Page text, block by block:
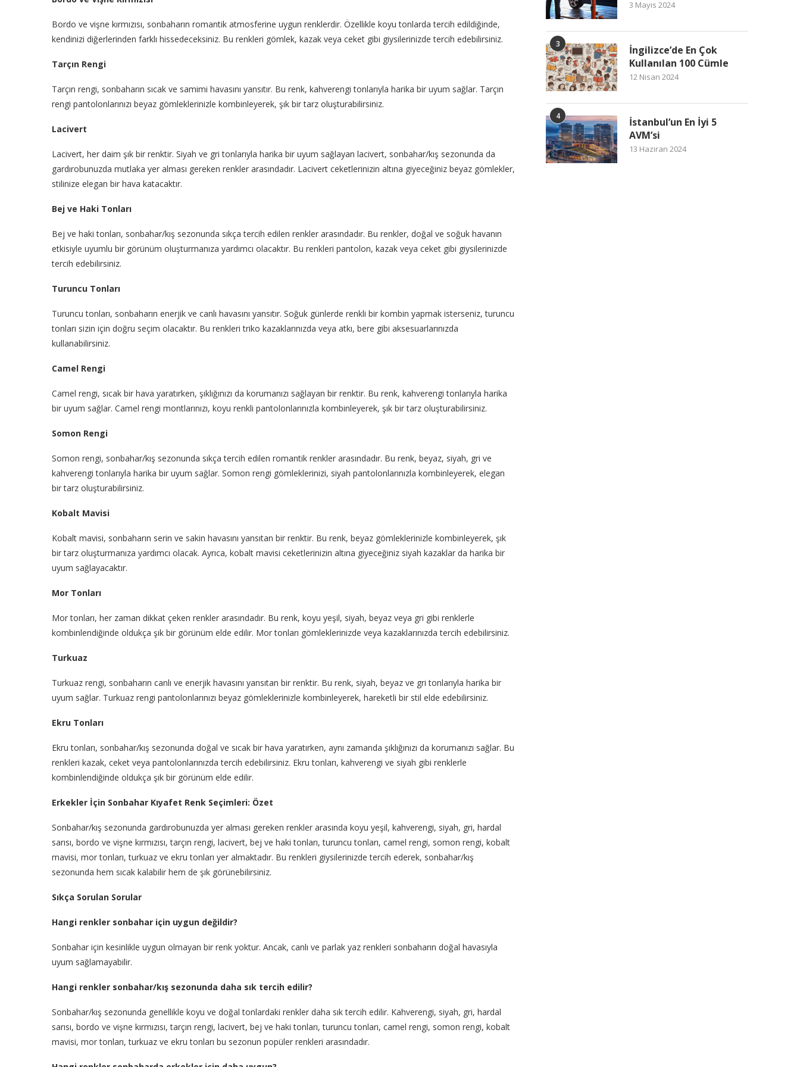
Bordo ve vişne kırmızısı, sonbaharın romantik atmosferine uygun renklerdir. Özellikle koyu tonlarda tercih edildiğinde,
kendinizi diğerlerinden farklı hissedeceksiniz. Bu renkleri gömlek, kazak veya ceket gibi giysilerinizde tercih edebilirsiniz.
Tarçın Rengi
Tarçın rengi, sonbaharın sıcak ve samimi havasını yansıtır. Bu renk, kahverengi tonlarıyla harika bir uyum sağlar. Tarçın
rengi pantolonlarınızı beyaz gömleklerinizle kombinleyerek, şık bir tarz oluşturabilirsiniz.
Lacivert
Lacivert, her daim şık bir renktir. Siyah ve gri tonlarıyla harika bir uyum sağlayan lacivert, sonbahar/kış sezonunda da
gardırobunuzda mutlaka yer alması gereken renkler arasındadır. Lacivert ceketlerinizin altına giyeceğiniz beyaz gömlekler,
stilinize elegan bir hava katacaktır.
Bej ve Haki Tonları
Bej ve haki tonları, sonbahar/kış sezonunda sıkça tercih edilen renkler arasındadır. Bu renkler, doğal ve soğuk havanın
etkisiyle uyumlu bir görünüm oluşturmanıza yardımcı olacaktır. Bu renkleri pantolon, kazak veya ceket gibi giysilerinizde
tercih edebilirsiniz.
Turuncu Tonları
Turuncu tonları, sonbaharın enerjik ve canlı havasını yansıtır. Soğuk günlerde renkli bir kombin yapmak isterseniz, turuncu
tonları sizin için doğru seçim olacaktır. Bu renkleri triko kazaklarınızda veya atkı, bere gibi aksesuarlarınızda
kullanabilirsiniz.
Camel Rengi
Camel rengi, sıcak bir hava yaratırken, şıklığınızı da korumanızı sağlayan bir renktir. Bu renk, kahverengi tonlarıyla harika
bir uyum sağlar. Camel rengi montlarınızı, koyu renkli pantolonlarınızla kombinleyerek, şık bir tarz oluşturabilirsiniz.
Somon Rengi
Somon rengi, sonbahar/kış sezonunda sıkça tercih edilen romantik renkler arasındadır. Bu renk, beyaz, siyah, gri ve
kahverengi tonlarıyla harika bir uyum sağlar. Somon rengi gömleklerinizi, siyah pantolonlarınızla kombinleyerek, elegan
bir tarz oluşturabilirsiniz.
Kobalt Mavisi
Kobalt mavisi, sonbaharın serin ve sakin havasını yansıtan bir renktir. Bu renk, beyaz gömleklerinizle kombinleyerek, şık
bir tarz oluşturmanıza yardımcı olacak. Ayrıca, kobalt mavisi ceketlerinizin altına giyeceğiniz siyah kazaklar da harika bir
uyum sağlayacaktır.
Mor Tonları
Mor tonları, her zaman dikkat çeken renkler arasındadır. Bu renk, koyu yeşil, siyah, beyaz veya gri gibi renklerle
kombinlendiğinde oldukça şık bir görünüm elde edilir. Mor tonları gömleklerinizde veya kazaklarınızda tercih edebilirsiniz.
Turkuaz
Turkuaz rengi, sonbaharın canlı ve enerjik havasını yansıtan bir renktir. Bu renk, siyah, beyaz ve gri tonlarıyla harika bir
uyum sağlar. Turkuaz rengi pantolonlarınızı beyaz gömleklerinizle kombinleyerek, hareketli bir stil elde edebilirsiniz.
Ekru Tonları
Ekru tonları, sonbahar/kış sezonunda doğal ve sıcak bir hava yaratırken, aynı zamanda şıklığınızı da korumanızı sağlar. Bu
renkleri kazak, ceket veya pantolonlarınızda tercih edebilirsiniz. Ekru tonları, kahverengi ve siyah gibi renklerle
kombinlendiğinde oldukça şık bir görünüm elde edilir.
Erkekler İçin Sonbahar Kıyafet Renk Seçimleri: Özet
Sonbahar/kış sezonunda gardırobunuzda yer alması gereken renkler arasında koyu yeşil, kahverengi, siyah, gri, hardal
sarısı, bordo ve vişne kırmızısı, tarçın rengi, lacivert, bej ve haki tonları, turuncu tonları, camel rengi, somon rengi, kobalt
mavisi, mor tonları, turkuaz ve ekru tonları yer almaktadır. Bu renkleri giysilerinizde tercih ederek, sonbahar/kış
sezonunda hem sıcak kalabilir hem de şık görünebilirsiniz.
Sıkça Sorulan Sorular
Hangi renkler sonbahar için uygun değildir?
Sonbahar için kesinlikle uygun olmayan bir renk yoktur. Ancak, canlı ve parlak yaz renkleri sonbaharın doğal havasıyla
uyum sağlamayabilir.
Hangi renkler sonbahar/kış sezonunda daha sık tercih edilir?
Sonbahar/kış sezonunda genellikle koyu ve doğal tonlardaki renkler daha sık tercih edilir. Kahverengi, siyah, gri, hardal
sarısı, bordo ve vişne kırmızısı, tarçın rengi, lacivert, bej ve haki tonları, turuncu tonları, camel rengi, somon rengi, kobalt
mavisi, mor tonları, turkuaz ve ekru tonları bu sezonun popüler renkleri arasındadır.
3 Mayıs 2024
3
İngilizce’de En Çok
Kullanılan 100 Cümle
12 Nisan 2024
4
İstanbul’un En İyi 5
AVM’si
13 Haziran 2024